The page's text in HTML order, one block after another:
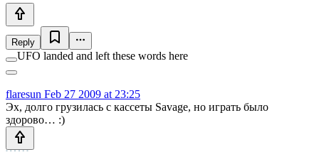
Reply
UFO landed and left these words here
flaresun Feb 27 2009 at 23:25
Эх, долго грузилась с кассеты Savage, но играть было
здорово… :)